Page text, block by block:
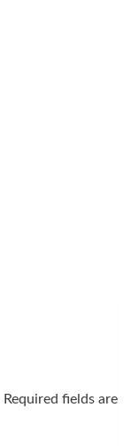
Required fields are